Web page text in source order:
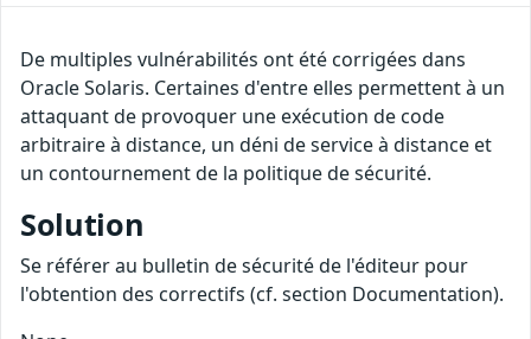
De multiples vulnérabilités ont été corrigées dans
Oracle Solaris. Certaines d'entre elles permettent à un
attaquant de provoquer une exécution de code
arbitraire à distance, un déni de service à distance et
un contournement de la politique de sécurité.
Solution
Se référer au bulletin de sécurité de l'éditeur pour
l'obtention des correctifs (cf. section Documentation).